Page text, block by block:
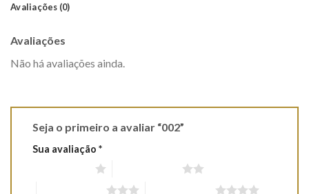
Avaliações (0)
Avaliações
Não há avaliações ainda.
Seja o primeiro a avaliar “002”
Sua avaliação *